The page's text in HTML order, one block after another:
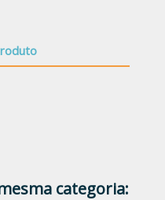
categoria: